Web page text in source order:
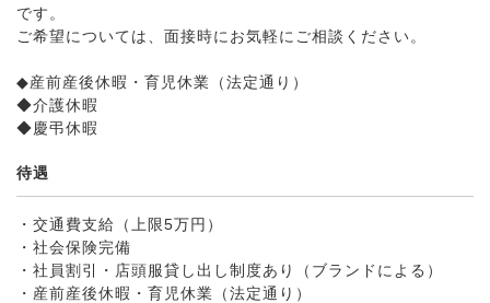
です。
ご希望については、面接時にお気軽にご相談ください。
◆産前産後休暇・育児休業（法定通り）
◆介護休暇
◆慶弔休暇
待遇
・交通費支給（上限5万円）
・社会保険完備
・社員割引・店頭服貸し出し制度あり（ブランドによる）
・産前産後休暇・育児休業（法定通り）